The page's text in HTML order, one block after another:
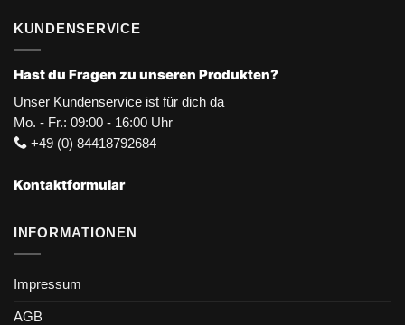
KUNDENSERVICE
Hast du Fragen zu unseren Produkten?
Unser Kundenservice ist für dich da
Mo. - Fr.: 09:00 - 16:00 Uhr
+49 (0) 84418792684
Kontaktformular
INFORMATIONEN
Impressum
AGB